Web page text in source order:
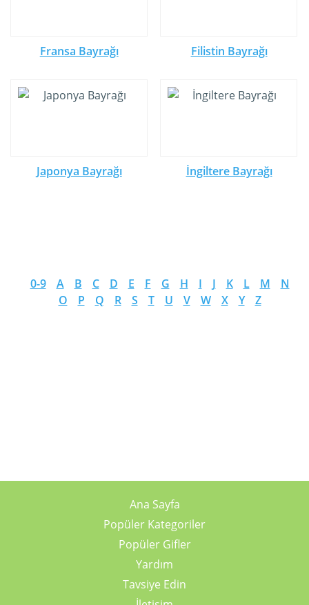
Fransa Bayrağı Filistin Bayrağı
Japonya Bayrağı İngiltere Bayrağı
0-9 A B C D E F G H I J K L M
N
O
P Q R S T U V W X Y Z
Ana Sayfa
Popüler Kategoriler
Popüler Gifler
Yardım
Tavsiye Edin